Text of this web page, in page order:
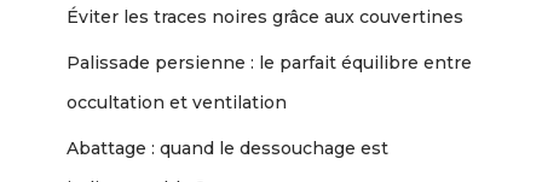
Éviter les traces noires grâce aux couvertines
Palissade persienne : le parfait équilibre entre
occultation et ventilation
Abattage : quand le dessouchage est